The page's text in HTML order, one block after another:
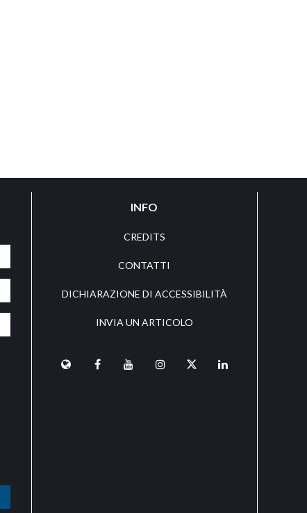
INFO
CREDITS
CONTATTI
DICHIARAZIONE DI ACCESSIBILITÀ
INVIA UN ARTICOLO